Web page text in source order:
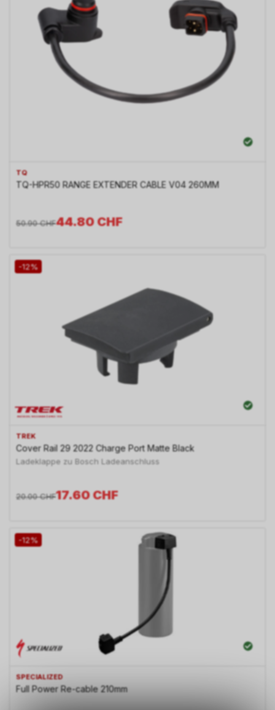
TQ
TQ-HPR50 RANGE EXTENDER CABLE V04 260MM
44.80CHF
50.90 CHF
-12%
TREK
Cover Rail 29 2022 Charge Port Matte Black
Ladeklappe zu Bosch Ladeanschluss
17.60CHF
20.00 CHF
-12%
SPECIALIZED
Full Power Re-cable 210mm